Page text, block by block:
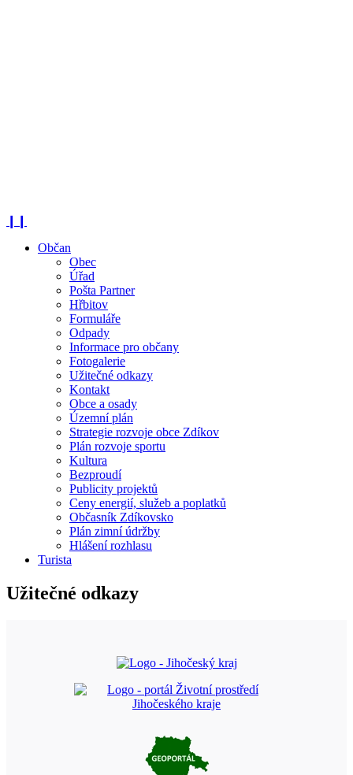
Občan
Obec
Úřad
Pošta Partner
Hřbitov
Formuláře
Odpady
Informace pro občany
Fotogalerie
Užitečné odkazy
Kontakt
Obce a osady
Územní plán
Strategie rozvoje obce Zdíkov
Plán rozvoje sportu
Kultura
Bezproudí
Publicity projektů
Ceny energií, služeb a poplatků
Občasník Zdíkovsko
Plán zimní údržby
Hlášení rozhlasu
Turista
Užitečné odkazy